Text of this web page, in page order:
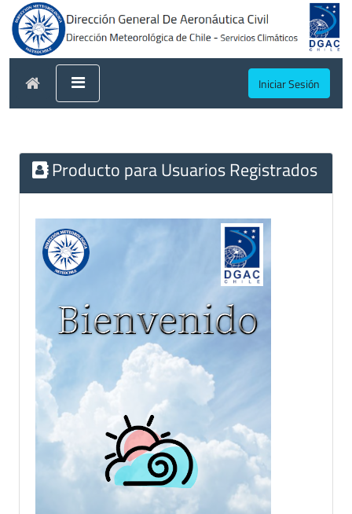
Iniciar Sesión
Producto para Usuarios Registrados